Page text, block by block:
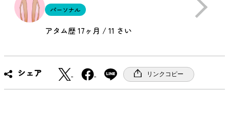
パーソナル
アタム歴 17ヶ月 / 11 さい
シェア
a
c
リンクコピー